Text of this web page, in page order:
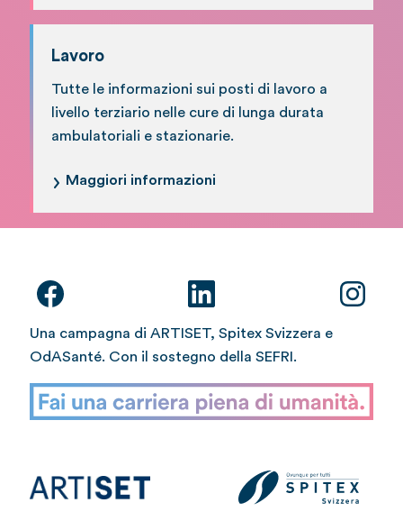
Lavoro
Tutte le informazioni sui posti di lavoro a
livello terziario nelle cure di lunga durata
ambulatoriali e stazionarie.
Maggiori informazioni
Una campagna di ARTISET, Spitex Svizzera e
OdASanté. Con il sostegno della SEFRI.